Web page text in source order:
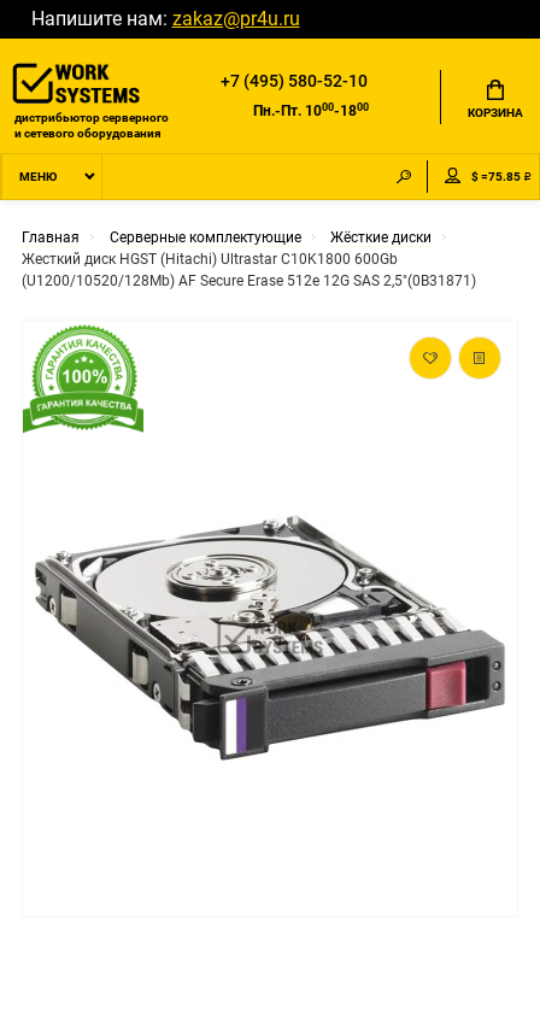
Напишите нам: zakaz@pr4u.ru
дистрибьютор серверного
и сетевого оборудования
+7 (495) 580-52-10
Пн.-Пт. 1000-1800 КОРЗИНА
МЕНЮ $ =75.85 ₽
Главная Серверные комплектующие
Жёсткие диски
Жесткий диск HGST (Hitachi) Ultrastar C10K1800 600Gb
(U1200/10520/128Mb) AF Secure Erase 512e 12G SAS 2,5"(0B31871)